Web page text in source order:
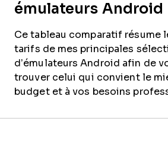
émulateurs Android
Ce tableau comparatif résume
tarifs de mes principales
d’émulateurs Android afin de
trouver celui qui convient le
budget et à vos besoins